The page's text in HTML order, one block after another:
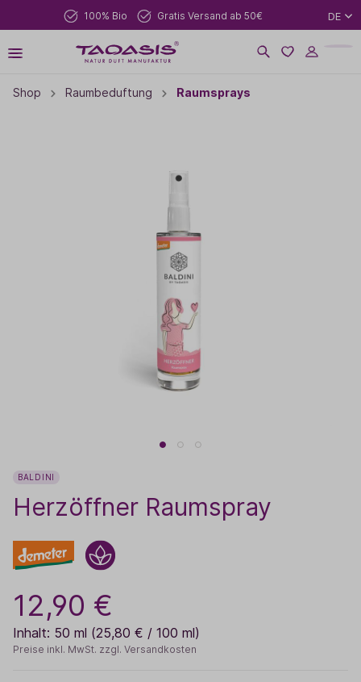
100% Bio Gratis Versand ab 50€ DE
Shop Raumbeduftung Raumsprays
BALDINI
Herzöffner Raumspray
12,90 €
Inhalt: 50 ml (25,80 € / 100 ml)
Preise inkl. MwSt. zzgl. Versandkosten